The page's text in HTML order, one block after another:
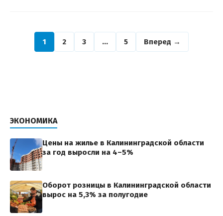
1 2 3 … 5 Вперед →
ЭКОНОМИКА
Цены на жилье в Калининградской области
за год выросли на 4–5%
Оборот розницы в Калининградской области
вырос на 5,3% за полугодие